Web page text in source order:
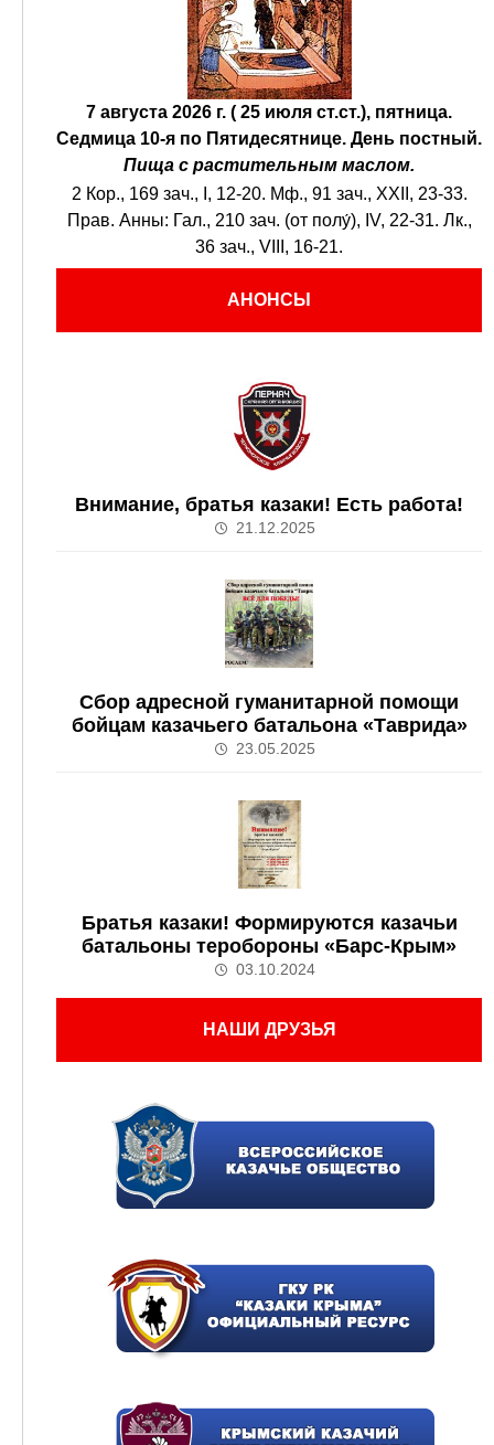
7 августа 2026 г. ( 25 июля ст.ст.), пятница.
Седмица 10-я по Пятидесятнице. День постный.
Пища с растительным маслом.
2 Кор., 169 зач., I, 12-20. Мф., 91 зач., XXII, 23-33.
Прав. Анны: Гал., 210 зач. (от полу́), IV, 22-31. Лк.,
36 зач., VIII, 16-21.
АНОНСЫ
Внимание, братья казаки! Есть работа!
21.12.2025
Сбор адресной гуманитарной помощи
бойцам казачьего батальона «Таврида»
23.05.2025
Братья казаки! Формируются казачьи
батальоны теробороны «Барс-Крым»
03.10.2024
НАШИ ДРУЗЬЯ